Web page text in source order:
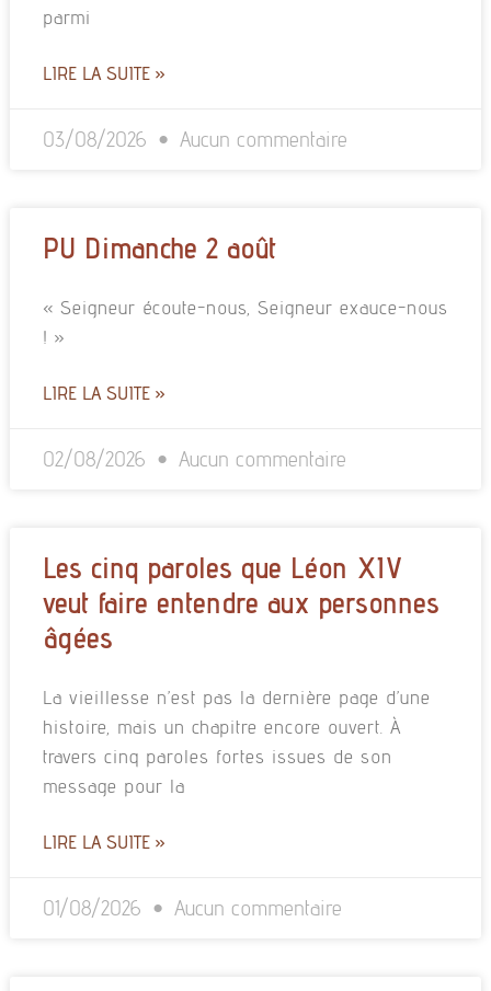
parmi
LIRE LA SUITE »
03/08/2026 Aucun commentaire
PU Dimanche 2 août
« Seigneur écoute-nous, Seigneur exauce-nous
! »
LIRE LA SUITE »
02/08/2026 Aucun commentaire
Les cinq paroles que Léon XIV
veut faire entendre aux personnes
âgées
La vieillesse n’est pas la dernière page d’une
histoire, mais un chapitre encore ouvert. À
travers cinq paroles fortes issues de son
message pour la
LIRE LA SUITE »
01/08/2026 Aucun commentaire